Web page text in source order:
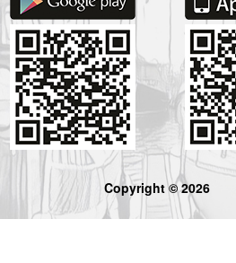
Copyright © 2026